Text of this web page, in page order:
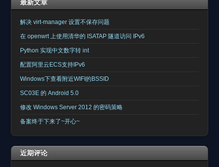
最新文章
解决 virt-manager 设置不保存问题
在 openwrt 上使用清华的 ISATAP 隧道访问 IPv6
Python 实现中文数字转 int
配置阿里云ECS支持IPv6
Windows下查看附近WIFI的BSSID
SC03E 的 Android 5.0
修改 Windows Server 2012 的密码策略
备案终于下来了~开心~
近期评论